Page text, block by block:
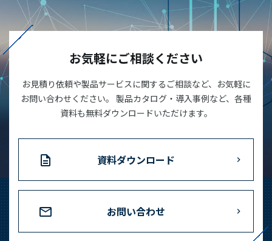
お気軽にご相談ください
お見積り依頼や製品サービスに関するご相談など、お気軽に
お問い合わせください。 製品カタログ・導入事例など、各種
資料も無料ダウンロードいただけます。
資料ダウンロード
お問い合わせ